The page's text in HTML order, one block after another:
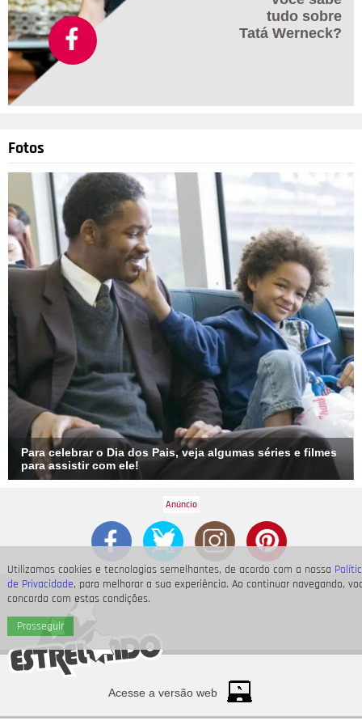
Utilizamos cookies e tecnologias semelhantes, de acordo com a nossa
de Privacidade, para melhorar a sua experiência. Ao continuar navegando,
concorda com estas condições.
Prosseguir
tudo sobre
Tatá Werneck?
Fotos
Para celebrar o Dia dos Pais, veja algumas séries e filmes
para assistir com ele!
Acesse a versão web